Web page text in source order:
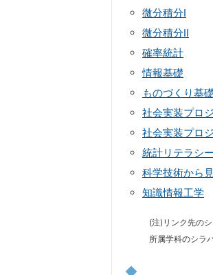
微分積分Ⅰ
微分積分Ⅱ
確率統計
情報基礎
ものづくり基
社会実装プロ
社会実装プロ
統計リテラシー
科学技術から
知識情報工学
(注)リンク先の
所属学科のシラ